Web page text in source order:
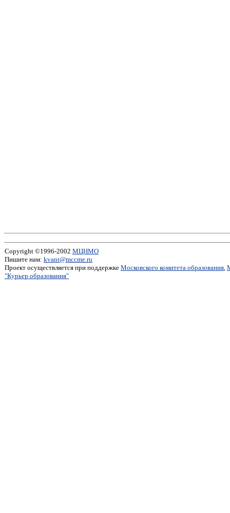
Copyright ©1996-2002 МЦНМО
Пишите нам: kvant@mccme.ru
Проект осуществляется при поддержке Московского комитета образования,
"Курьер образования"